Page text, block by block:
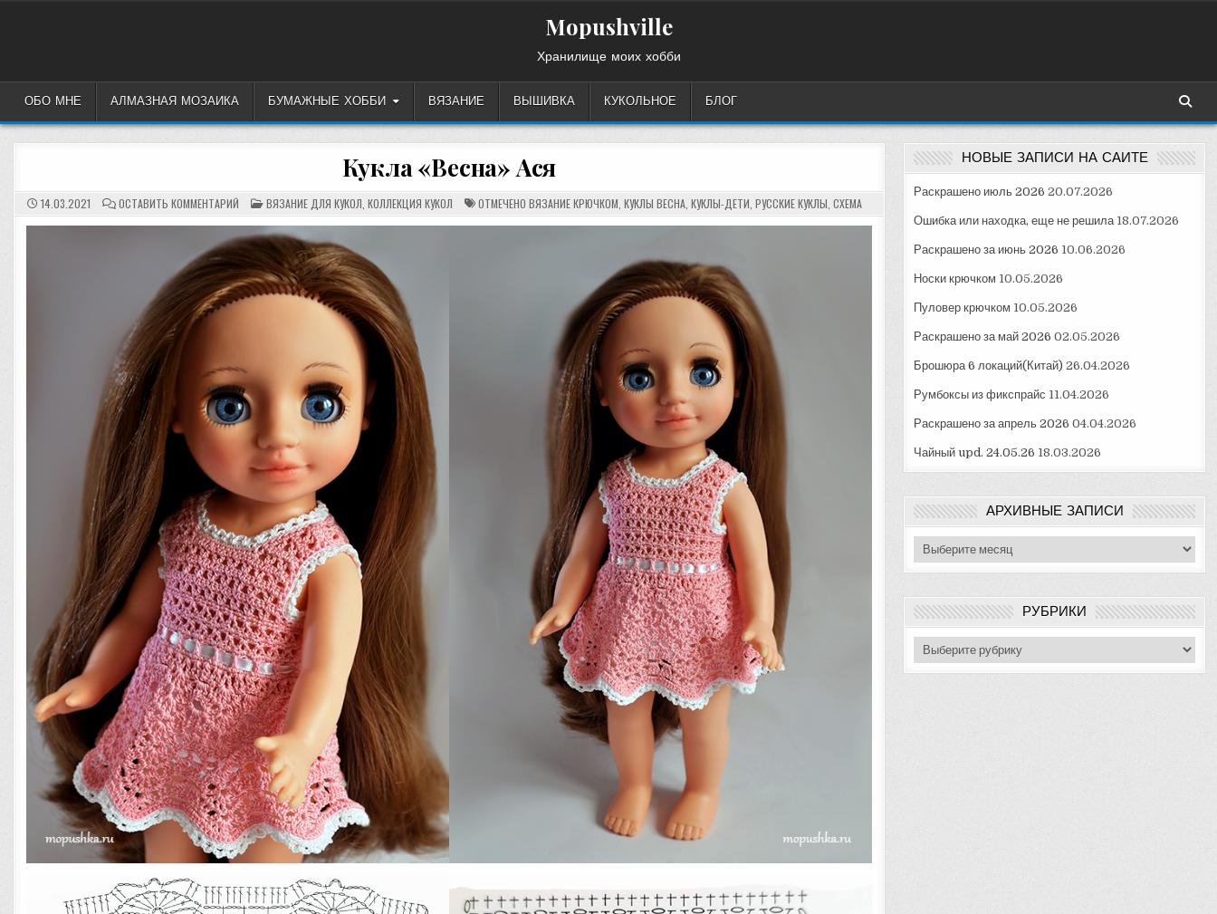
Mopushville
Хранилище моих хобби
ОБО МНЕ АЛМАЗНАЯ МОЗАИКА БУМАЖНЫЕ ХОББИ ВЯЗАНИЕ ВЫШИВКА КУКОЛЬНОЕ БЛОГ
Кукла «Весна» Ася
14.03.2021 ОСТАВИТЬ КОММЕНТАРИЙ
КУКЛА
«ВЕСНА»
АСЯ
ОПУБЛИКОВАНО
В
ВЯЗАНИЕ ДЛЯ КУКОЛ КОЛЛЕКЦИЯ КУКОЛ ОТМЕЧЕНО ВЯЗАНИЕ КРЮЧКОМ КУКЛЫ ВЕСНА КУКЛЫ-ДЕТИ РУССКИЕ КУКЛЫ СХЕМА
НОВЫЕ ЗАПИСИ НА САЙТЕ
Раскрашено июль 2026 20.07.2026
Ошибка или находка, еще не решила 18.07.2026
Раскрашено за июнь 2026 10.06.2026
Носки крючком 10.05.2026
Пуловер крючком 10.05.2026
Раскрашено за май 2026 02.05.2026
Брошюра 6 локаций(Китай) 26.04.2026
Румбоксы из фикспрайс 11.04.2026
Раскрашено за апрель 2026 04.04.2026
Чайный upd. 24.05.26 18.03.2026
АРХИВНЫЕ ЗАПИСИ
Архивные
записи
РУБРИКИ
Рубрики